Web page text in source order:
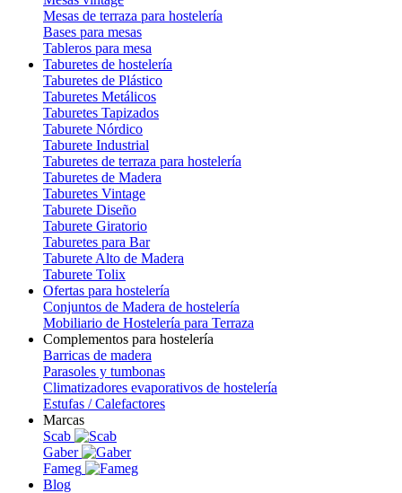
Mesas de terraza para hostelería
Bases para mesas
Tableros para mesa
Taburetes de hostelería
Taburetes de Plástico
Taburetes Metálicos
Taburetes Tapizados
Taburete Nórdico
Taburete Industrial
Taburetes de terraza para hostelería
Taburetes de Madera
Taburetes Vintage
Taburete Diseño
Taburete Giratorio
Taburetes para Bar
Taburete Alto de Madera
Taburete Tolix
Ofertas para hostelería
Conjuntos de Madera de hostelería
Mobiliario de Hostelería para Terraza
Complementos para hostelería
Barricas de madera
Parasoles y tumbonas
Climatizadores evaporativos de hostelería
Estufas / Calefactores
Marcas
Scab
Gaber
Fameg
Blog